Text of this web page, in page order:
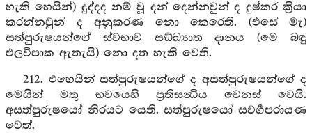
හැකි හෙයින්) දුද්දද නම් වූ දන් දෙන්නවුන් ද දුෂ්කර ක්‍රියා
කරන්නවුන් ද අනුකරණ නො කෙරෙති. (එසේ මැ)
සත්පුරුෂයන්ගේ ස්වභාව සඞ්ඛ්‍යාත දානය (මෙ බඳු
ඵලවිපාක ඇතැයි) නො දත හැකි වෙති.
212. එහෙයින් සත්පුරුෂයන්ගේ ද අසත්පුරුෂයන්ගේ ද
මෙයින් මතු භවයෙහි ප්‍රතිසන්‍ධිය වෙනස් වෙයි.
අසත්පුරුෂයෝ නිරයට යෙති. සත්පුරුෂයෝ සවර්‍ගපරායණ
වෙත්.